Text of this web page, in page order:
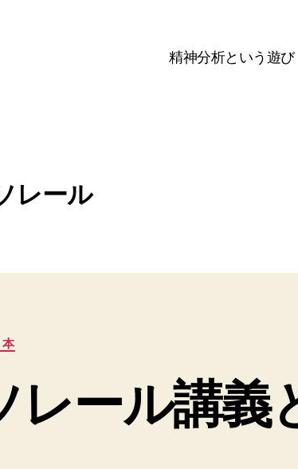
精神分析という遊び
レール
本
ール講義